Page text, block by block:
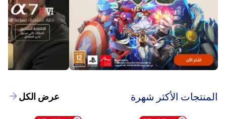
‫المنتجات الأكثر شهرة‬ عرض الكل